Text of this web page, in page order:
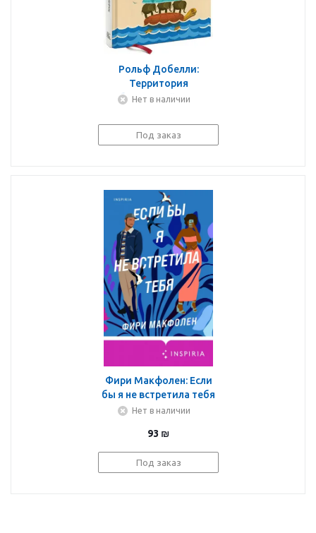
Рольф Добелли:
Территория
заблуждений. Какие
умные люди
Нет в наличии
Под заказ
Фири Макфолен: Если
бы я не встретила тебя
Нет в наличии
93 ₪
Под заказ